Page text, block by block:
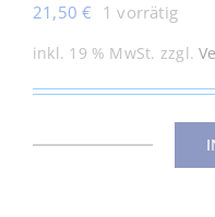
21,50€ 1 vorrätig
inkl. 19 % MwSt. zzgl.